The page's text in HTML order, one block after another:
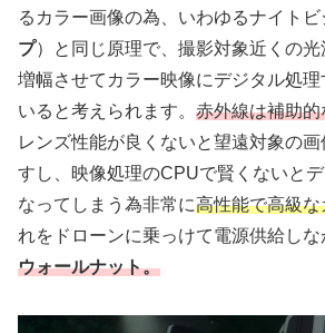
るカラー画像の為、いわゆるナイトビ
プ）と同じ原理で、撮影対象近くの
増幅させてカラー映像にデジタル処
いると考えられます。 赤外線は補助
レンズ性能が良くないと望遠対象の
すし、映像処理のCPUで賢くないと
なってしまう為非常に高性能で高級な
れをドローンに乗っけて電源供給しな
ウォールナット。